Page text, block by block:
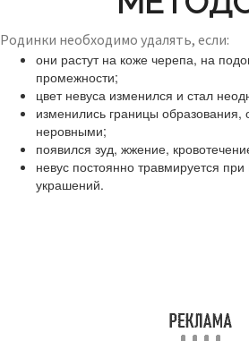
Родинки необходимо удалять, если:
они растут на коже черепа, на
промежности;
цвет невуса изменился и стал
изменились границы
неровными;
появился зуд, жжение,
невус постоянно травмируется
украшений.